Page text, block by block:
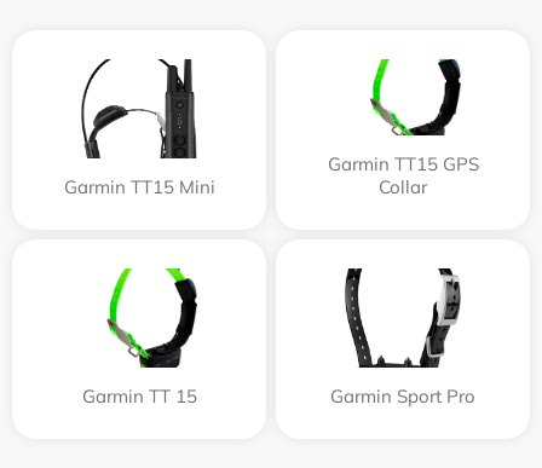
Garmin TT15 Mini
Garmin TT15 GPS
Collar
Garmin TT 15 Garmin Sport Pro